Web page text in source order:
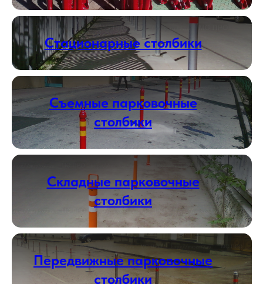
Стационарные столбики
Съемные парковочные
столбики
Складные парковочные
столбики
Передвижные парковочные
столбики